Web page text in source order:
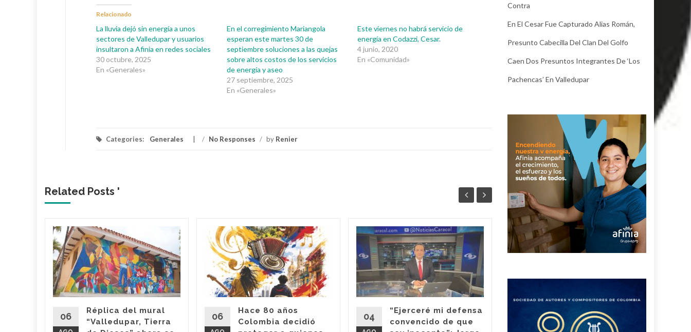
Relacionado
La lluvia dejó sin energía a unos
sectores de Valledupar y usuarios
insultaron a Afinia en redes sociales
30 octubre, 2025
En «Generales»
En el corregimiento Mariangola
esperan este martes 30 de
septiembre soluciones a las quejas
sobre altos costos de los servicios
de energía y aseo
27 septiembre, 2025
En «Generales»
Este viernes no habrá servicio de
energía en Codazzi, Cesar.
4 junio, 2020
En «Comunidad»
Categories: Generales / No Responses / by Renier
Related Posts '
06
Réplica del mural
“Valledupar, Tierra
06
Hace 80 años
Colombia decidió
04
“Ejerceré mi defensa
convencido de que
04
¿Hubo
irregularidades en
Pumarejo? la nueva
agente interventora
antecesor
Contra
En El Cesar Fue Capturado Alias Román,
Presunto Cabecilla Del Clan Del Golfo
Caen Dos Presuntos Integrantes De ‘Los
Pachencas’ En Valledupar